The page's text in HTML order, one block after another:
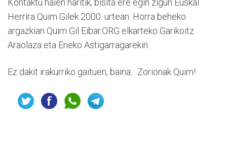
Kontaktu haien haritik, bisita ere egin zigun Euskal
Herrira Quim Gilek 2000. urtean. Horra beheko
argazkian Quim Gil Eibar.ORG elkarteko Garikoitz
Araolaza eta Eneko Astigarragarekin.
Ez dakit irakurriko gaituen, baina... Zorionak Quim!